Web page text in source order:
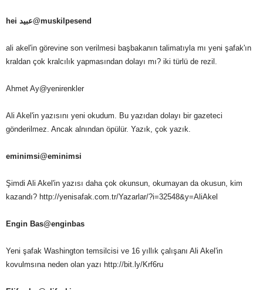
hei عبيد‏@muskilpesend
ali akel'in görevine son verilmesi başbakanın talimatıyla mı yeni şafak'ın
kraldan çok kralcılık yapmasından dolayı mı? iki türlü de rezil.
Ahmet Ay‏@yenirenkler
Ali Akel'in yazısını yeni okudum. Bu yazıdan dolayı bir gazeteci
gönderilmez. Ancak alnından öpülür. Yazık, çok yazık.
eminimsi‏@eminimsi
Şimdi Ali Akel'in yazısı daha çok okunsun, okumayan da okusun, kim
kazandı? http://yenisafak.com.tr/Yazarlar/?i=32548&y=AliAkel
Engin Bas‏@enginbas
Yeni şafak Washington temsilcisi ve 16 yıllık çalışanı Ali Akel'in
kovulmsına neden olan yazı http://bit.ly/Krf6ru